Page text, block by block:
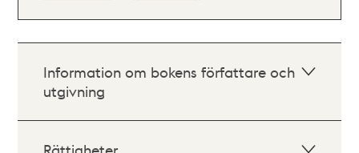
Information om bokens författare och
utgivning